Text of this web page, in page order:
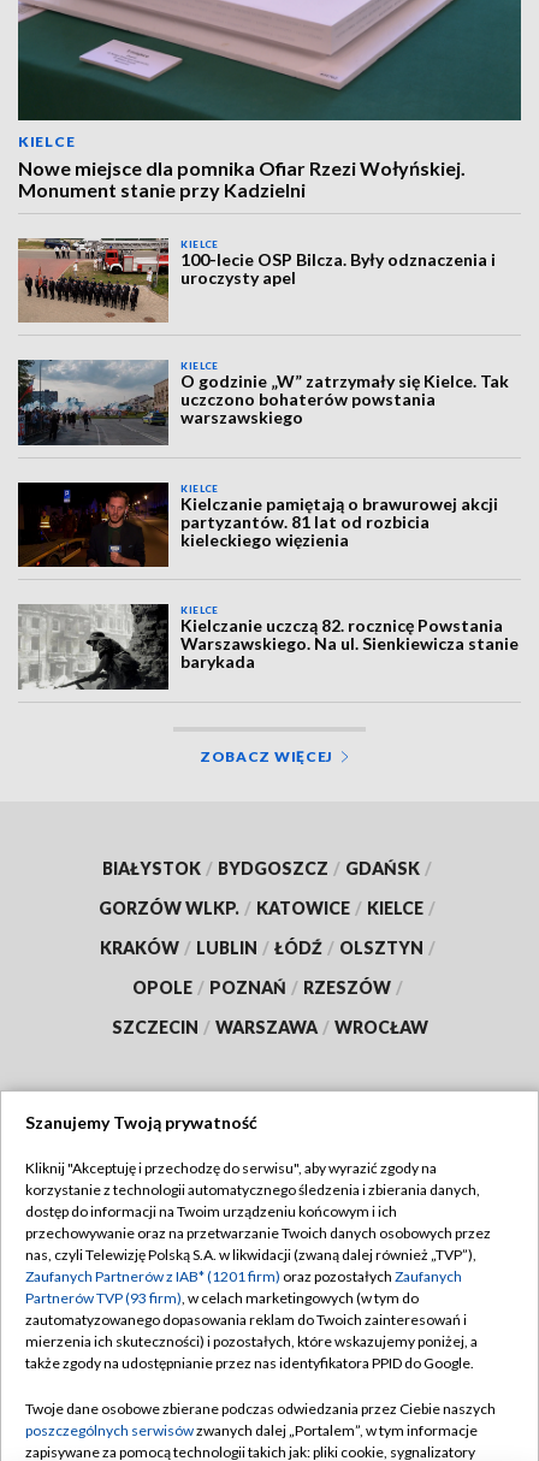
KIELCE
Nowe miejsce dla pomnika Ofiar Rzezi Wołyńskiej.
Monument stanie przy Kadzielni
KIELCE
100-lecie OSP Bilcza. Były odznaczenia i
uroczysty apel
KIELCE
O godzinie „W” zatrzymały się Kielce. Tak
uczczono bohaterów powstania
warszawskiego
KIELCE
Kielczanie pamiętają o brawurowej akcji
partyzantów. 81 lat od rozbicia
kieleckiego więzienia
KIELCE
Kielczanie uczczą 82. rocznicę Powstania
Warszawskiego. Na ul. Sienkiewicza stanie
barykada
ZOBACZ WIĘCEJ
BIAŁYSTOK / BYDGOSZCZ / GDAŃSK /
GORZÓW WLKP. / KATOWICE / KIELCE /
KRAKÓW / LUBLIN / ŁÓDŹ / OLSZTYN /
OPOLE / POZNAŃ / RZESZÓW /
SZCZECIN / WARSZAWA / WROCŁAW
TVP
Abonament TVP
Emisja w TVP
Centrum informacji TVP
Naziemna Telewizja Cyfrowa
Rada Programowa
Regulamin TVP
Polityka prywatności
Moje zgody
Pomoc
Kontakt
Szanujemy Twoją prywatność
Kliknij "Akceptuję i przechodzę do serwisu", aby wyrazić zgody na
korzystanie z technologii automatycznego śledzenia i zbierania danych,
dostęp do informacji na Twoim urządzeniu końcowym i ich
przechowywanie oraz na przetwarzanie Twoich danych osobowych przez
nas, czyli Telewizję Polską S.A. w likwidacji (zwaną dalej również „TVP”),
Zaufanych Partnerów z IAB* (1201 firm) oraz pozostałych Zaufanych
Partnerów TVP (93 firm), w celach marketingowych (w tym do
zautomatyzowanego dopasowania reklam do Twoich zainteresowań i
mierzenia ich skuteczności) i pozostałych, które wskazujemy poniżej, a
także zgody na udostępnianie przez nas identyfikatora PPID do Google.
Twoje dane osobowe zbierane podczas odwiedzania przez Ciebie naszych
poszczególnych serwisówzwanych dalej „Portalem”, w tym informacje
zapisywane za pomocą technologii takich jak: pliki cookie, sygnalizatory